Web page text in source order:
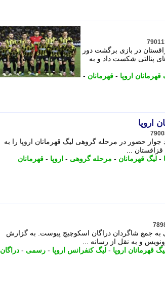
قزاقستان در بازی برگشت دور
پنالتی شکست داد و به
اروپا - قهرمانان -
اروپا
جواز حضور در مرحله گروهی لیگ قهرمانان اروپا را به
...
- لیگ قهرمانان - مرحله گروهی - اروپا - قهرمانان
به جمع شاگردان دراگان اسکوچیچ پیوست. به گزارش
و به نقل از رسانه ...
قهرمانان اروپا - لیگ کنفرانس اروپا - رسمی - دراگان